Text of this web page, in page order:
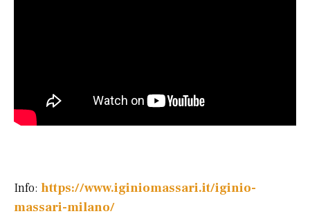
Info: https://www.iginiomassari.it/iginio-
massari-milano/